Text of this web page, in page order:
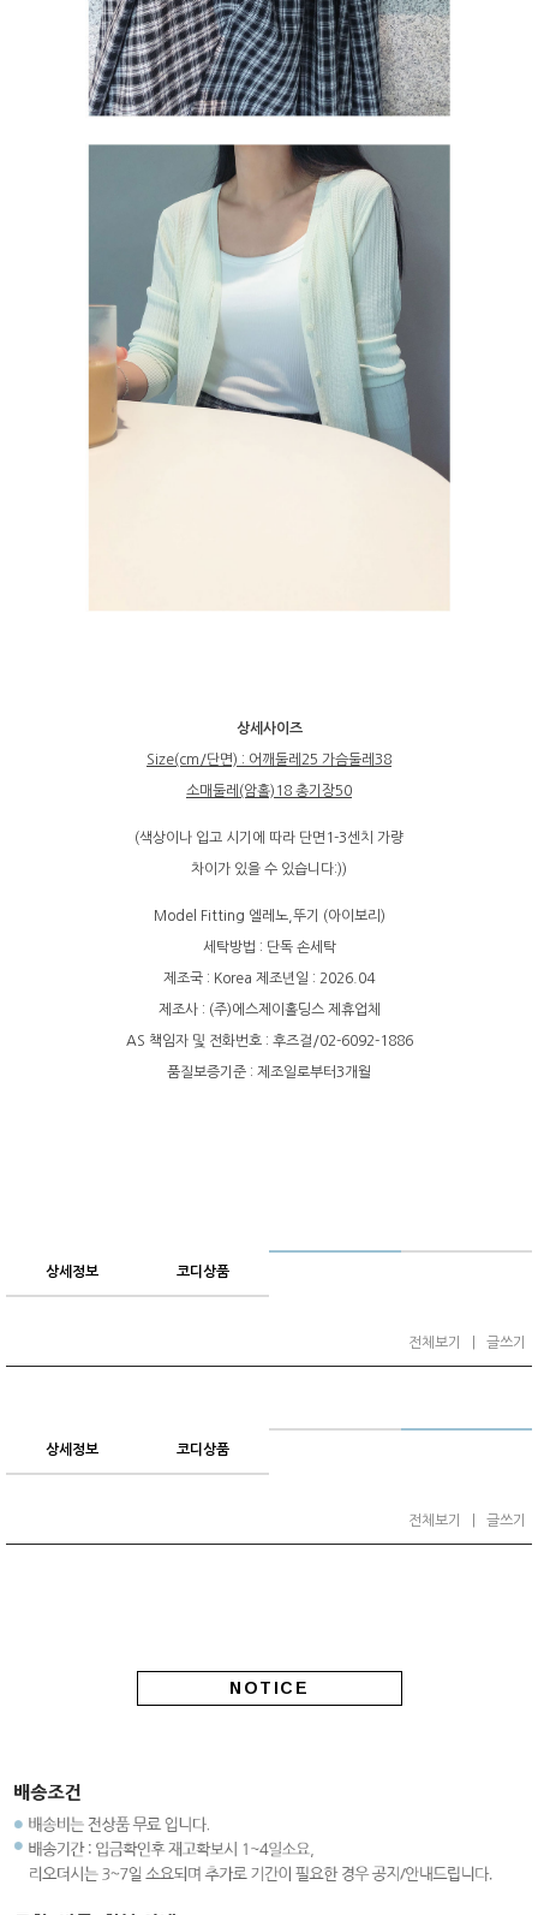
상세사이즈
Size(cm/단면) : 어깨둘레25 가슴둘레38
소매둘레(암홀)18 총기장50
(색상이나 입고 시기에 따라 단면1-3센치 가량
차이가 있을 수 있습니다:))
Model Fitting 엘레노,뚜기 (아이보리)
세탁방법 : 단독 손세탁
제조국 : Korea 제조년일 : 2026.04
제조사 : (주)에스제이홀딩스 제휴업체
AS 책임자 및 전화번호 : 후즈걸/02-6092-1886
품질보증기준 : 제조일로부터3개월
상세정보 코디상품
전체보기 글쓰기
상세정보 코디상품
전체보기 글쓰기
NOTICE